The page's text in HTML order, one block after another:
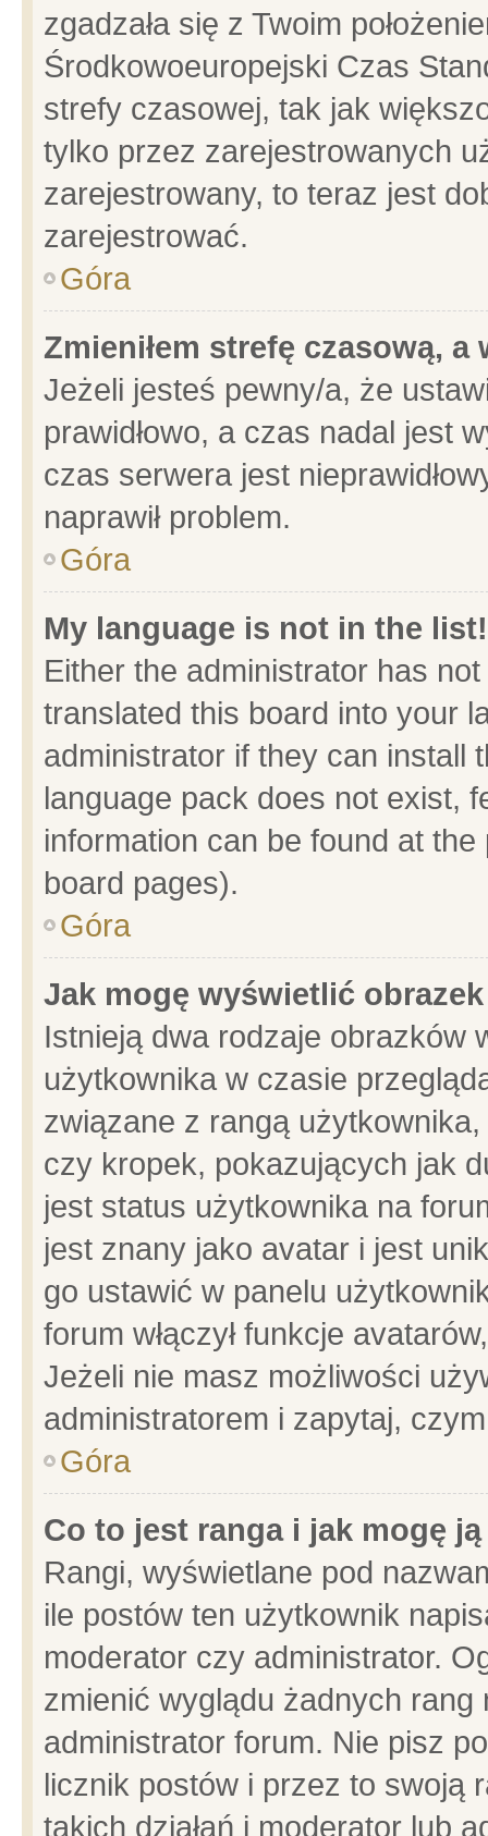
zgadzała się z Twoim
Środkowoeuropejski Czas
strefy czasowej, tak jak
tylko przez zarejestrowanych
zarejestrowany, to teraz jest
zarejestrować.
Góra
Zmieniłem strefę czasową,
Jeżeli jesteś pewny/a, że
prawidłowo, a czas nadal jest
czas serwera jest
naprawił problem.
Góra
My language is not in the list!
Either the administrator has
translated this board into your
administrator if they can install
language pack does not exist,
information can be found at
board pages).
Góra
Jak mogę wyświetlić
Istnieją dwa rodzaje obrazków
użytkownika w czasie
związane z rangą
czy kropek, pokazujących jak
jest status użytkownika na
jest znany jako avatar i jest
go ustawić w panelu
forum włączył funkcje
Jeżeli nie masz możliwości
administratorem i zapytaj,
Góra
Co to jest ranga i jak mogę
Rangi, wyświetlane pod
ile postów ten użytkownik
moderator czy administrator.
zmienić wyglądu żadnych
administrator forum. Nie pisz
licznik postów i przez to swoją
takich działań i moderator lub